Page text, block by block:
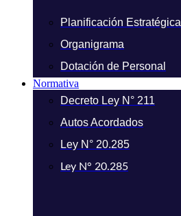
Planificación Estratégica
Organigrama
Dotación de Personal
Normativa
Decreto Ley N° 211
Autos Acordados
Ley N° 20.285
Ley N° 20.285